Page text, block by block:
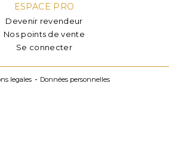
ESPACE PRO
Devenir revendeur
Nos points de vente
Se connecter
legales Données personnelles